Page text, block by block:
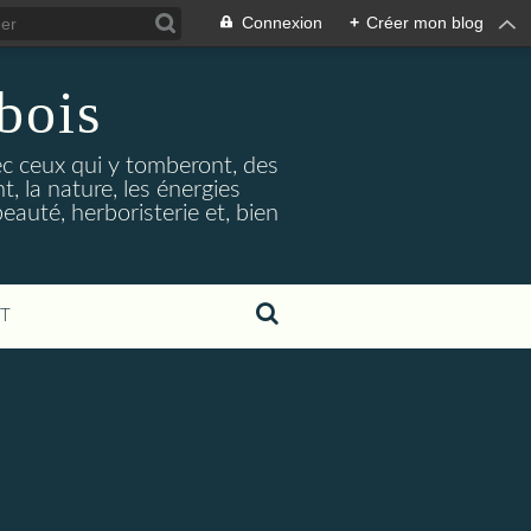
Connexion + Créer mon blog
ceux qui y tomberont, des
la nature, les énergies
herboristerie et, bien